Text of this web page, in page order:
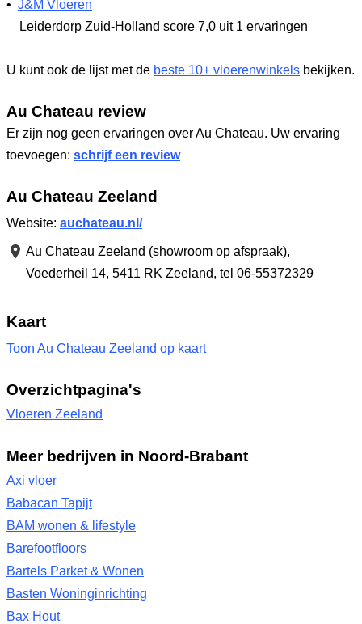
• J&M Vloeren
Leiderdorp Zuid-Holland score 7,0 uit 1 ervaringen
U kunt ook de lijst met de beste 10+ vloerenwinkels bekijken.
Au Chateau review
Er zijn nog geen ervaringen over Au Chateau. Uw ervaring
toevoegen: schrijf een review
Au Chateau Zeeland
Website: auchateau.nl/
Au Chateau Zeeland (showroom op afspraak),
Voederheil 14, 5411 RK Zeeland, tel 06-55372329
Kaart
Toon Au Chateau Zeeland op kaart
Overzichtpagina's
Vloeren Zeeland
Meer bedrijven in Noord-Brabant
Axi vloer
Babacan Tapijt
BAM wonen & lifestyle
Barefootfloors
Bartels Parket & Wonen
Basten Woninginrichting
Bax Hout